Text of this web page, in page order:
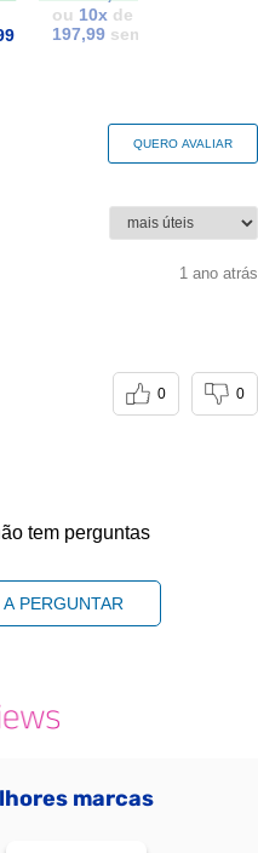
ou 10x de
197,99sem juros
QUERO AVALIAR
1 ano atrás
0 0
tem perguntas
PERGUNTAR
marcas